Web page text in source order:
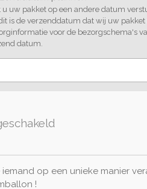
uw pakket op een andere datum
is de verzenddatum dat wij uw
voor de bezorgschema's
datum.
iemand op een unieke manier
!